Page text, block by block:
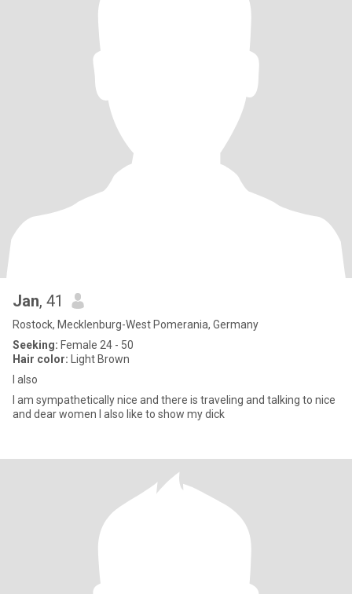
Jan, 41
Rostock, Mecklenburg-West Pomerania, Germany
Seeking: Female 24 - 50
Hair color: Light Brown
I also
I am sympathetically nice and there is traveling and talking to nice
and dear women I also like to show my dick